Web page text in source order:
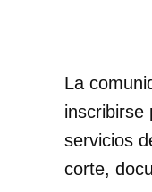
La
inscribirse
servicios
corte,